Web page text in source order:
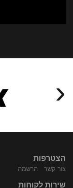
‹
הצטרפות
צור קשר הרשמה
שירות לקוחות